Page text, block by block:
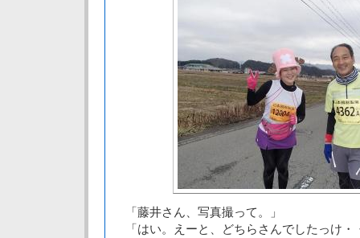
「藤井さん、写真撮って。」
「はい。えーと、どちらさんでしたっけ・